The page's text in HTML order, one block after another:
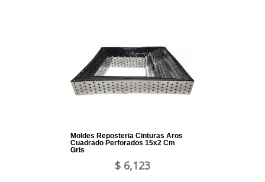
Moldes Reposteria Cinturas Aros
Cuadrado Perforados 15x2 Cm
Gris
$ 6,123